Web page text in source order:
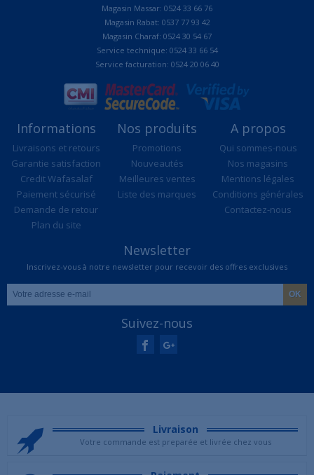
Magasin Massar: 0524 33 66 76
Magasin Rabat: 0537 77 93 42
Magasin Charaf: 0524 30 54 67
Service technique: 0524 33 66 54
Service facturation: 0524 20 06 40
Informations
Livraisons et retours
Garantie satisfaction
Credit Wafasalaf
Paiement sécurisé
Demande de retour
Plan du site
Nos produits
Promotions
Nouveautés
Meilleures ventes
Liste des marques
A propos
Qui sommes-nous
Nos magasins
Mentions légales
Conditions générales
Contactez-nous
Newsletter
Inscrivez-vous à notre newsletter pour recevoir des offres exclusives
Suivez-nous
Livraison
Votre commande est preparée et livrée chez vous